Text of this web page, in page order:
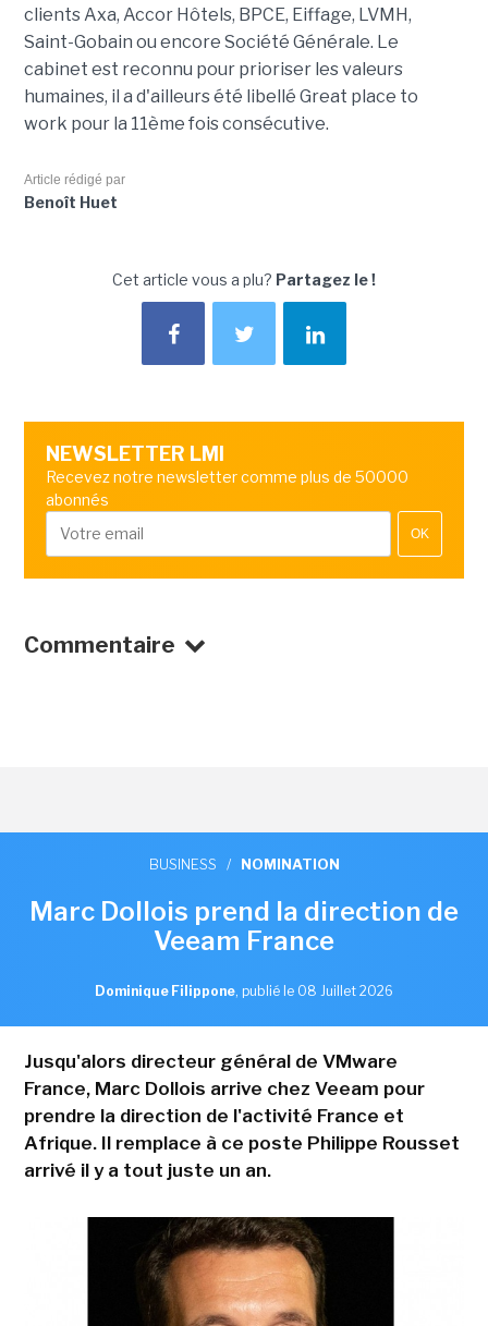
clients Axa, Accor Hôtels, BPCE, Eiffage, LVMH,
Saint-Gobain ou encore Société Générale. Le
cabinet est reconnu pour prioriser les valeurs
humaines, il a d'ailleurs été libellé Great place to
work pour la 11ème fois consécutive.
Article rédigé par
Benoît Huet
Cet article vous a plu? Partagez le !
NEWSLETTER LMI
Recevez notre newsletter comme plus de 50000
abonnés
OK
Commentaire
BUSINESS / NOMINATION
Marc Dollois prend la direction de
Veeam France
Dominique Filippone, publié le 08 Juillet 2026
Jusqu'alors directeur général de VMware
France, Marc Dollois arrive chez Veeam pour
prendre la direction de l'activité France et
Afrique. Il remplace à ce poste Philippe Rousset
arrivé il y a tout juste un an.